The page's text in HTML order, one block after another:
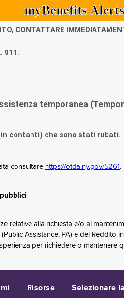
myBenefits Alerts
CONTATTARE
911.
temporanea
contanti) che sono stati rubati.
consultare https://otda.ny.gov/5261 .
relative alla richiesta e/o al
Assistance, PA) e del Reddito
per richiedere o
Risorse Selezionare